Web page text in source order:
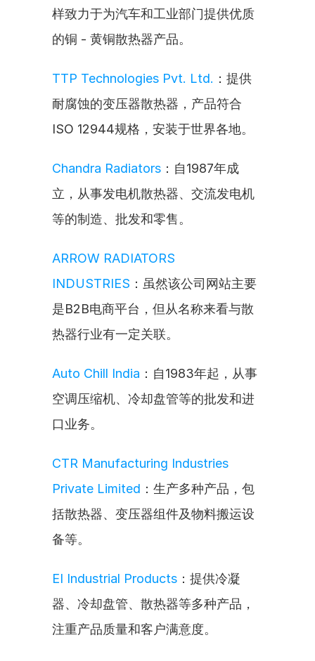
样致力于为汽车和工业部门提供优质
的铜 - 黄铜散热器产品。
TTP Technologies Pvt. Ltd. ：提供
耐腐蚀的变压器散热器，产品符合
ISO 12944规格，安装于世界各地。
Chandra Radiators ：自1987年成
立，从事发电机散热器、交流发电机
等的制造、批发和零售。
ARROW RADIATORS
INDUSTRIES ：虽然该公司网站主要
是B2B电商平台，但从名称来看与散
热器行业有一定关联。
Auto Chill India ：自1983年起，从事
空调压缩机、冷却盘管等的批发和进
口业务。
CTR Manufacturing Industries
Private Limited ：生产多种产品，包
括散热器、变压器组件及物料搬运设
备等。
EI Industrial Products ：提供冷凝
器、冷却盘管、散热器等多种产品，
注重产品质量和客户满意度。